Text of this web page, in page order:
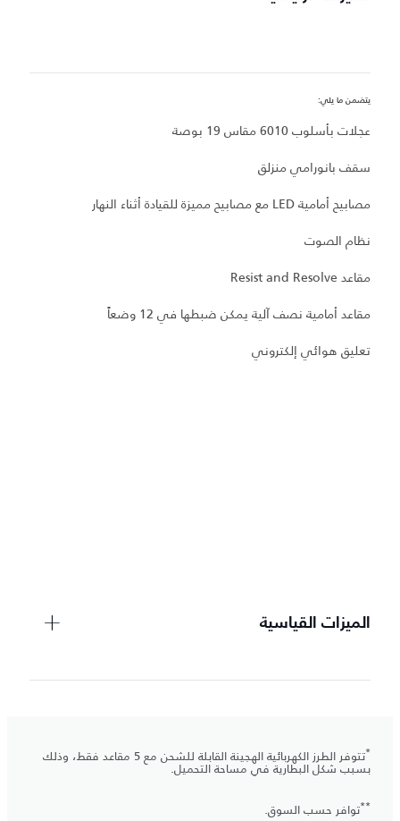
يتضمن ما يلي:
عجلات بأسلوب 6010 مقاس 19 بوصة
سقف بانورامي منزلق
مصابيح أمامية LED مع مصابيح مميزة للقيادة أثناء النهار
نظام الصوت
مقاعد Resist and Resolve
مقاعد أمامية نصف آلية يمكن ضبطها في 12 وضعاً
تعليق هوائي إلكتروني
الميزات القياسية
* تتوفر الطرز الكهربائية الهجينة القابلة للشحن مع 5 مقاعد فقط، وذلك
بسبب شكل البطارية في مساحة التحميل.
**توافر حسب السوق.